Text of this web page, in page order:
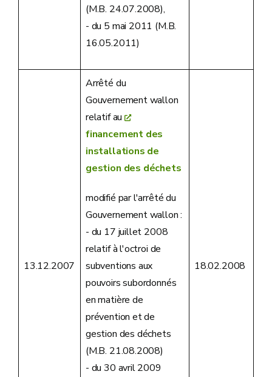
(M.B. 24.07.2008),
- du 5 mai 2011 (M.B.
16.05.2011)
13.12.2007
Arrêté du
Gouvernement wallon
relatif au
financement des
installations de
gestion des déchets
modifié par l'arrêté du
Gouvernement wallon :
- du 17 juillet 2008
relatif à l'octroi de
subventions aux
pouvoirs subordonnés
en matière de
prévention et de
gestion des déchets
(M.B. 21.08.2008)
- du 30 avril 2009
18.02.2008